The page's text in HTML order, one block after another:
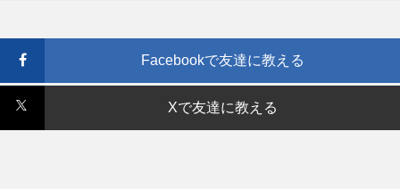
Facebookで友達に教える
Xで友達に教える